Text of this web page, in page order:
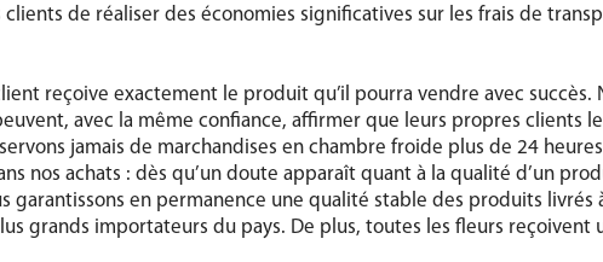
de réaliser des économies significatives sur les frais de
reçoive exactement le produit qu’il pourra vendre avec
avec la même confiance, affirmer que leurs propres clients
jamais de marchandises en chambre froide plus de 24
nos achats : dès qu’un doute apparaît quant à la qualité d’un
en permanence une qualité stable des produits livrés
grands importateurs du pays. De plus, toutes les fleurs